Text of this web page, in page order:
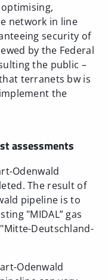
network in line
security of
by the Federal
the public –
terranets bw is
the
assessments
Odenwald
The result of
pipeline is to
"MIDAL” gas
Deutschland-
Odenwald